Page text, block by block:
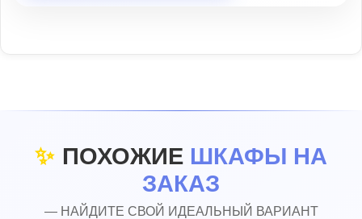
✨ ПОХОЖИЕ ШКАФЫ НА
ЗАКАЗ
— НАЙДИТЕ СВОЙ ИДЕАЛЬНЫЙ ВАРИАНТ